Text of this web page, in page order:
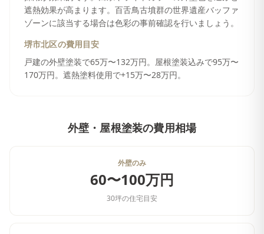
遮熱効果が高まります。百舌鳥古墳群の世界遺産バッファ
ゾーンに該当する場合は色彩の事前確認を行いましょう。
堺市北区の費用目安
戸建の外壁塗装で65万〜132万円。屋根塗装込みで95万〜
170万円。遮熱塗料使用で+15万〜28万円。
外壁・屋根塗装の費用相場
外壁のみ
60〜100万円
30坪の住宅目安